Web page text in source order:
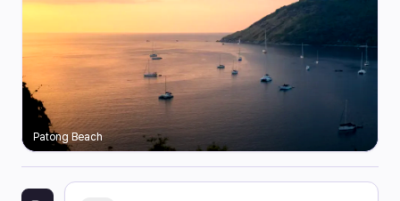
Patong Beach